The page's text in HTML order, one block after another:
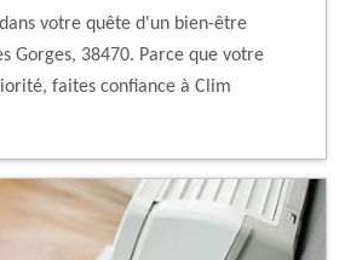
votre quête d'un bien-être
Gorges, 38470. Parce que votre
faites confiance à Clim